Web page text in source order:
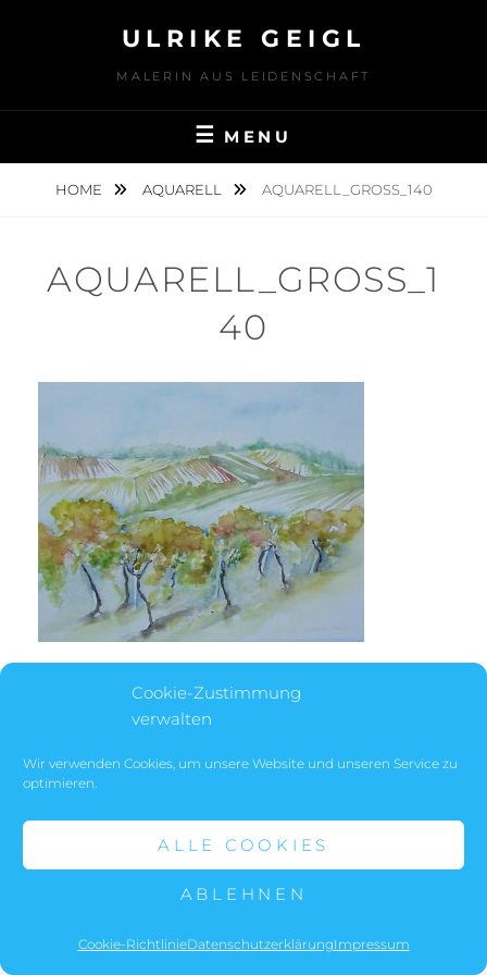
Cookie-Zustimmung
verwalten
Wir verwenden Cookies, um unsere Website und unseren Service zu
optimieren.
ALLE COOKIES
ABLEHNEN
Cookie-RichtlinieDatenschutzerklärungImpressum
ULRIKE GEIGL
MALERIN AUS LEIDENSCHAFT
MENU
HOME AQUARELL AQUARELL_GROSS_140
AQUARELL_GROSS_1
40
COPYRIGHT © 2026
FOTOGRAFIE BYCATCH THEMES